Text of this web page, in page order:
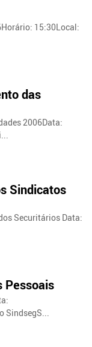
15:30Local:
das
2006Data:
Sindicatos
Securitários Data:
Pessoais
SindsegS...